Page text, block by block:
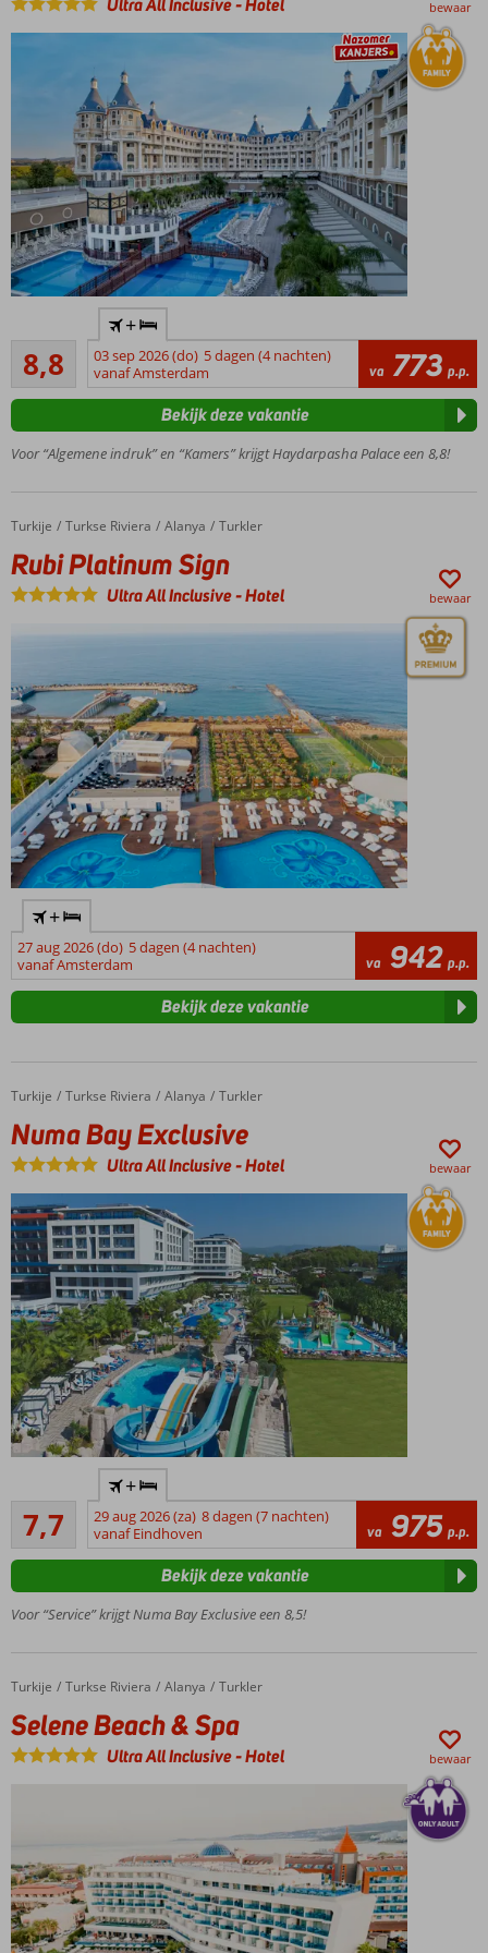
Uitgebreid
Ultra All
Inclusive
genieten
Ultra All Inclusive-Hotel bewaar
hotel
vlak bij
het
Zwembad
met
glijbanen
restaurants
24 uur
per dag
eten en
8,8
Aanrader
215
beoordelingen
+
03 sep 2026 (do) 5 dagen (4 nachten)
vanaf Amsterdam
va 773 p.p.
Voor “Algemene indruk” en “Kamers” krijgt Haydarpasha Palace een 8,8!
Bekijk deze vakantie
Home
Turkije Turkse Riviera Alanya Turkler
Rubi Platinum Sign
Rubi Platinum Sign
Ultra All Inclusive-Hotel bewaar
+
27 aug 2026 (do) 5 dagen (4 nachten)
vanaf Amsterdam
va 942 p.p.
Bekijk deze vakantie
Home
Turkije Turkse Riviera Alanya Turkler
Numa Bay Exclusive
Numa Bay Exclusive
Ultra All Inclusive-Hotel bewaar
Direct aan
privéstrand
Aquapark
met
Meerdere
en bars
Swim-
kamers
Genieten
7,7
Goed
13
beoordelingen
+
29 aug 2026 (za) 8 dagen (7 nachten)
vanaf Eindhoven
va 975 p.p.
Voor “Service” krijgt Numa Bay Exclusive een 8,5!
Bekijk deze vakantie
Home
Turkije Turkse Riviera Alanya Turkler
Selene Beach & Spa
Selene Beach & Spa
Ultra All Inclusive-Hotel bewaar